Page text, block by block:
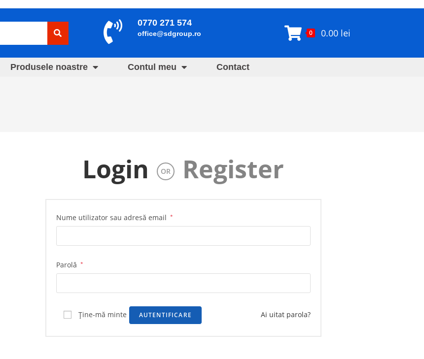
0770 271 574
office@sdgroup.ro 0 0.00 lei
Produsele noastre Contul meu Contact
Login OR Register
Nume utilizator sau adresă email *
Parolă *
Ține-mă minte AUTENTIFICARE Ai uitat parola?